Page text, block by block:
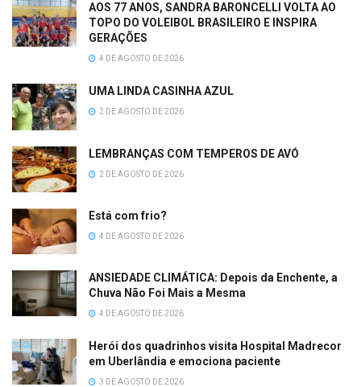
AOS 77 ANOS, SANDRA BARONCELLI VOLTA AO
TOPO DO VOLEIBOL BRASILEIRO E INSPIRA
GERAÇÕES
4 DE AGOSTO DE 2026
UMA LINDA CASINHA AZUL
2 DE AGOSTO DE 2026
LEMBRANÇAS COM TEMPEROS DE AVÓ
2 DE AGOSTO DE 2026
Está com frio?
4 DE AGOSTO DE 2026
ANSIEDADE CLIMÁTICA: Depois da Enchente, a
Chuva Não Foi Mais a Mesma
4 DE AGOSTO DE 2026
Herói dos quadrinhos visita Hospital Madrecor
em Uberlândia e emociona paciente
3 DE AGOSTO DE 2026